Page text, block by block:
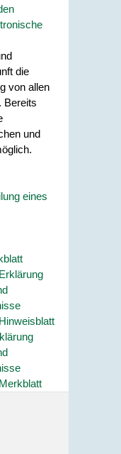
die
von allen
Bereits
und
eines